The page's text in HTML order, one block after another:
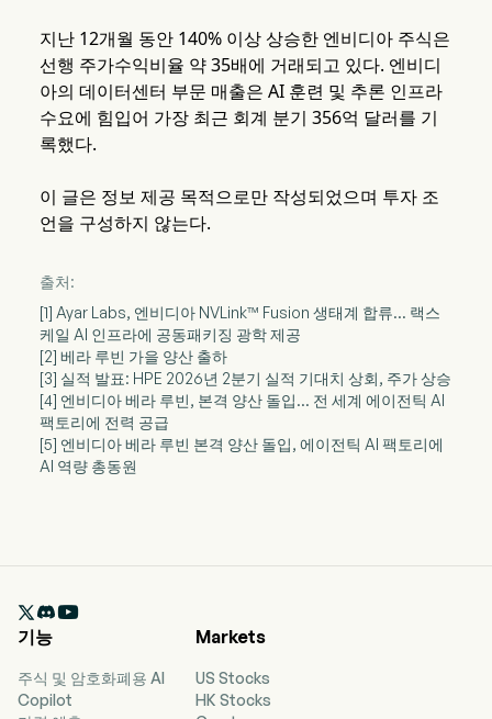
지난 12개월 동안 140% 이상 상승한 엔비디아 주식은
선행 주가수익비율 약 35배에 거래되고 있다. 엔비디
아의 데이터센터 부문 매출은 AI 훈련 및 추론 인프라
수요에 힘입어 가장 최근 회계 분기 356억 달러를 기
록했다.
이 글은 정보 제공 목적으로만 작성되었으며 투자 조
언을 구성하지 않는다.
출처:
[1] Ayar Labs, 엔비디아 NVLink™ Fusion 생태계 합류… 랙스
케일 AI 인프라에 공동패키징 광학 제공
[2] 베라 루빈 가을 양산 출하
[3] 실적 발표: HPE 2026년 2분기 실적 기대치 상회, 주가 상승
[4] 엔비디아 베라 루빈, 본격 양산 돌입… 전 세계 에이전틱 AI
팩토리에 전력 공급
[5] 엔비디아 베라 루빈 본격 양산 돌입, 에이전틱 AI 팩토리에
AI 역량 총동원

기능
주식 및 암호화폐용 AI
Copilot
Markets
US Stocks
HK Stocks